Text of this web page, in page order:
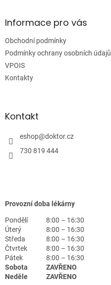
aInformace pro vás
Obchodní podmínky
Podmínky ochrany osobních údajů
VPOIS
Kontakty
Kontakt
eshop@doktor.cz
730 819 444
Provozní doba lékárny
Pondělí
8:00 – 16:30
Úterý
8:00 – 16:30
Středa
8:00 – 16:30
Čtvrtek
8:00 – 16:30
Pátek
8:00 – 16:30
Sobota
ZAVŘENO
Neděle
ZAVŘENO